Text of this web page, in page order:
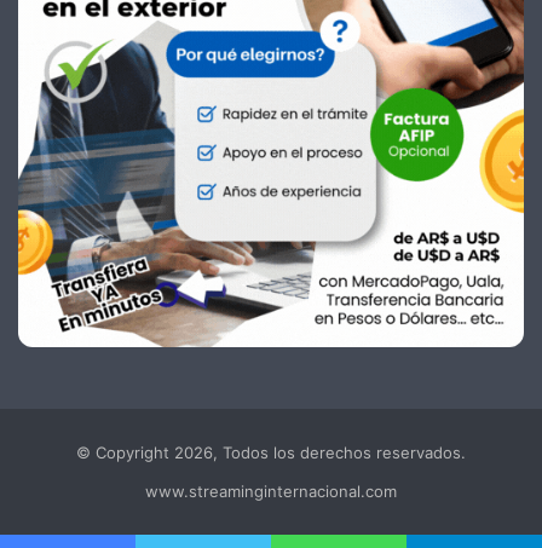
© Copyright 2026, Todos los derechos reservados.
www.streaminginternacional.com